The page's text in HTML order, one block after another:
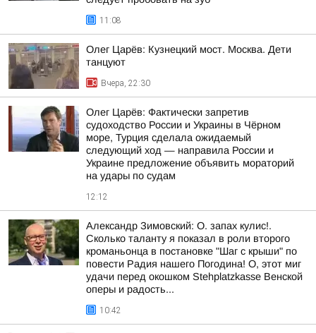
11:08
Олег Царёв: Кузнецкий мост. Москва. Дети
танцуют
Вчера, 22:30
Олег Царёв: Фактически запретив
судоходство России и Украины в Чёрном
море, Турция сделала ожидаемый
следующий ход — направила России и
Украине предложение объявить мораторий
на удары по судам
12:12
Александр Зимовский: О. запах кулис!.
Сколько таланту я показал в роли второго
кроманьонца в постановке "Шаг с крыши" по
повести Радия нашего Погодина! О, этот миг
удачи перед окошком Stehplatzkasse Венской
оперы и радость...
10:42